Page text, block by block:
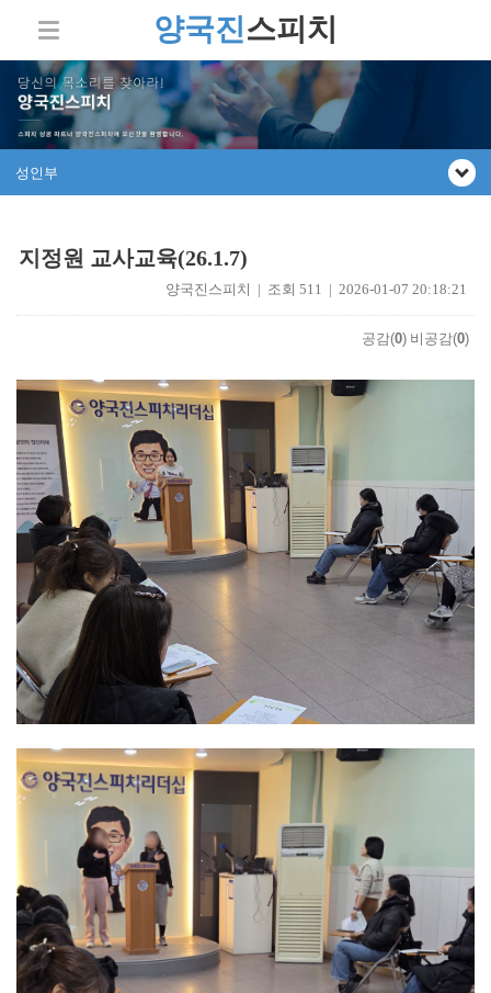
양국진스피치
성인부
지정원 교사교육(26.1.7)
양국진스피치 | 조회 511 | 2026-01-07 20:18:21
공감(0) 비공감(0)